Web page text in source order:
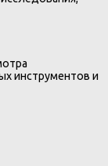
инструментов и